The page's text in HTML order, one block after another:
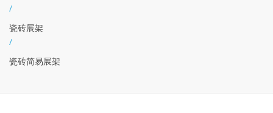
/
瓷砖展架
/
瓷砖简易展架